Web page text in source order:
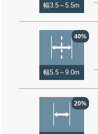
幅3.5～5.5m
40%
幅5.5～9.0m
20%